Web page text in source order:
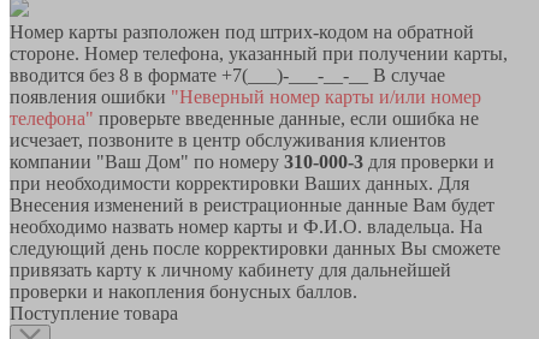
Номер карты разположен под штрих-кодом на обратной
стороне. Номер телефона, указанный при получении карты,
вводится без 8 в формате +7(___)-___-__-__ В случае
появления ошибки "Неверный номер карты и/или номер
телефона" проверьте введенные данные, если ошибка не
исчезает, позвоните в центр обслуживания клиентов
компании "Ваш Дом" по номеру 310-000-3 для проверки и
при необходимости корректировки Ваших данных. Для
Внесения изменений в реистрационные данные Вам будет
необходимо назвать номер карты и Ф.И.О. владельца. На
следующий день после корректировки данных Вы сможете
привязать карту к личному кабинету для дальнейшей
проверки и накопления бонусных баллов.
Поступление товара